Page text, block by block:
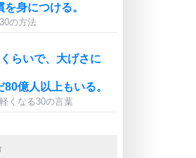
身につける。
の方法
らいで、大げさに
億人以上もいる。
くなる30の言葉